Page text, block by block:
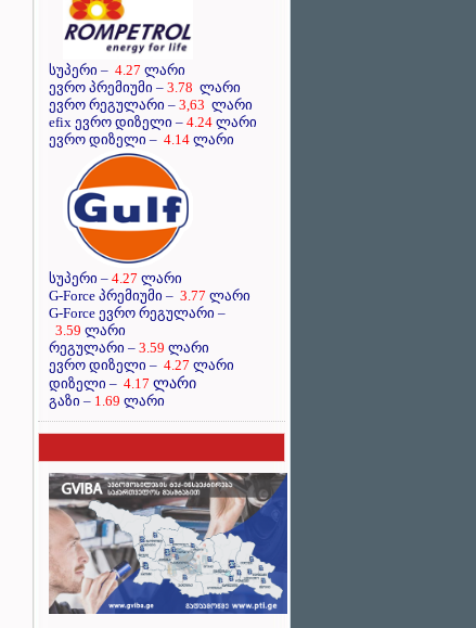
სუპერი – 4.27 ლარი
ევრო პრემიუმი – 3.78 ლარი
ევრო რეგულარი – 3,63 ლარი
efix ევრო დიზელი – 4.24 ლარი
ევრო დიზელი – 4.14 ლარი
სუპერი – 4.27 ლარი
G-Force პრემიუმი – 3.77 ლარი
G-Force ევრო რეგულარი –
3.59 ლარი
რეგულარი – 3.59 ლარი
ევრო დიზელი – 4.27 ლარი
დიზელი – 4.17 ლარი
გაზი – 1.69 ლარი